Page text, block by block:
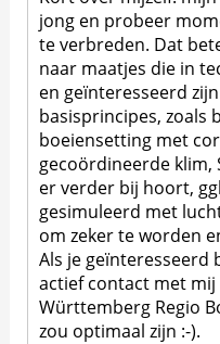
jong en probeer
te verbreden. Dat
naar maatjes die in
en geïnteresseerd
basisprincipes, zoals
boeiensetting met
gecoördineerde klim,
er verder bij hoort,
gesimuleerd met
om zeker te worden
Als je geïnteresseerd
actief contact met
Württemberg Regio
zou optimaal zijn :-).